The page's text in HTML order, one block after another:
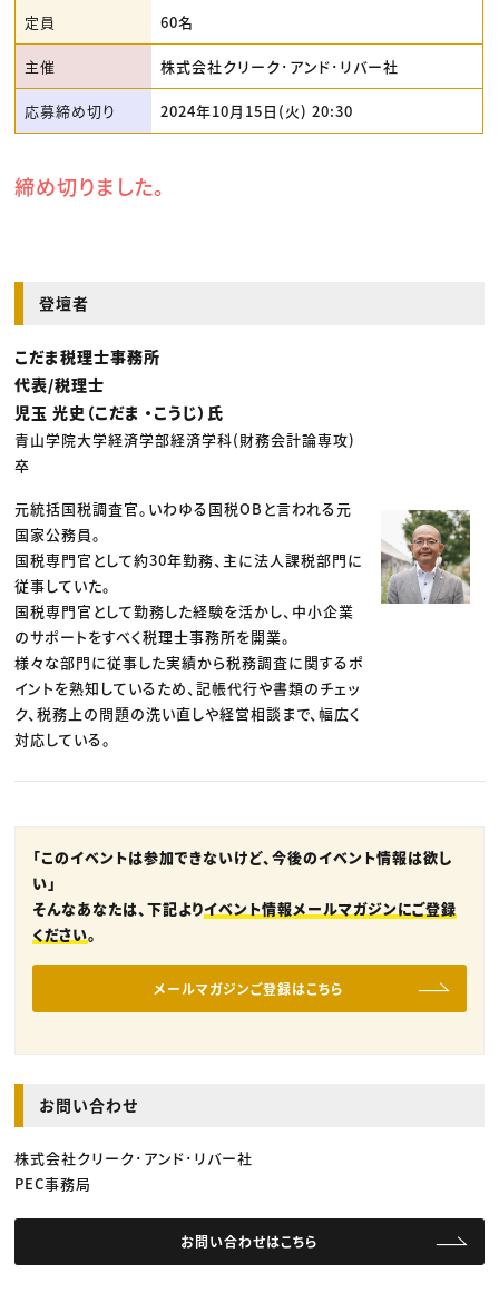
定員 60名
主催 株式会社クリーク･アンド･リバー社
応募締め切り 2024年10月15日(火) 20:30
締め切りました。
登壇者
こだま税理士事務所
代表/税理士
児玉 光史（こだま ・こうじ）氏
青山学院大学経済学部経済学科(財務会計論専攻)
卒
元統括国税調査官。いわゆる国税OBと言われる元
国家公務員。
国税専門官として約30年勤務、主に法人課税部門に
従事していた。
国税専門官として勤務した経験を活かし、中小企業
のサポートをすべく税理士事務所を開業。
様々な部門に従事した実績から税務調査に関するポ
イントを熟知しているため、記帳代行や書類のチェッ
ク、税務上の問題の洗い直しや経営相談まで、幅広く
対応している。
「このイベントは参加できないけど、今後のイベント情報は欲し
い」
そんなあなたは、下記よりイベント情報メールマガジンにご登録
ください。
メールマガジンご登録はこちら
お問い合わせ
株式会社クリーク･アンド･リバー社
PEC事務局
お問い合わせはこちら